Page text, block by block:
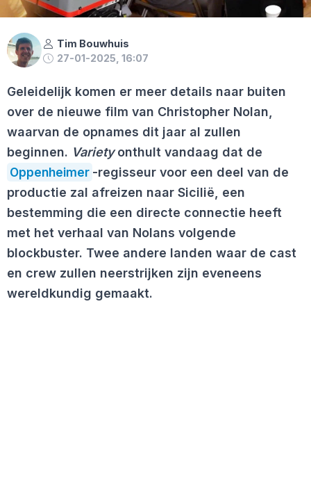
Tim Bouwhuis
27-01-2025, 16:07
Geleidelijk komen er meer details naar buiten
over de nieuwe film van Christopher Nolan,
waarvan de opnames dit jaar al zullen
beginnen. Varietyonthult vandaag dat de
Oppenheimer -regisseur voor een deel van de
productie zal afreizen naar Sicilië, een
bestemming die een directe connectie heeft
met het verhaal van Nolans volgende
blockbuster. Twee andere landen waar de cast
en crew zullen neerstrijken zijn eveneens
wereldkundig gemaakt.